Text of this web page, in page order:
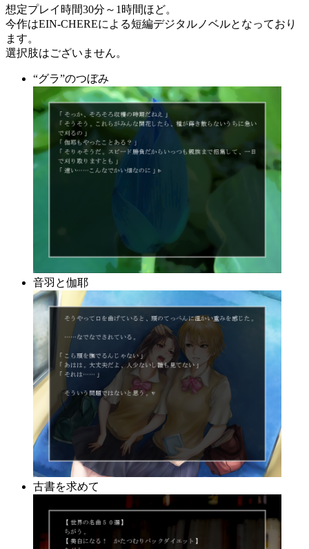
想定プレイ時間30分～1時間ほど。
今作はEIN-CHEREによる短編デジタルノベルとなっており
ます。
選択肢はございません。
“グラ”のつぼみ
音羽と伽耶
古書を求めて